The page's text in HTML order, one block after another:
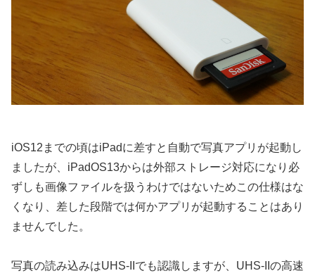
iOS12までの頃はiPadに差すと自動で写真アプリが起動し
ましたが、iPadOS13からは外部ストレージ対応になり必
ずしも画像ファイルを扱うわけではないためこの仕様はな
くなり、差した段階では何かアプリが起動することはあり
ませんでした。
写真の読み込みはUHS-IIでも認識しますが、UHS-IIの高速